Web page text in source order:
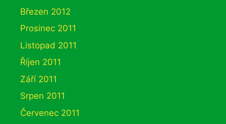
Březen 2012
Prosinec 2011
Listopad 2011
Říjen 2011
Září 2011
Srpen 2011
Červenec 2011